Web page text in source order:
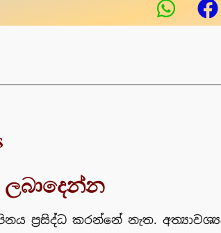
ලබාදෙන්න
ප්‍රසිද්ධ කරන්නේ නැත.